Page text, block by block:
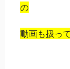
の
動画も扱っ